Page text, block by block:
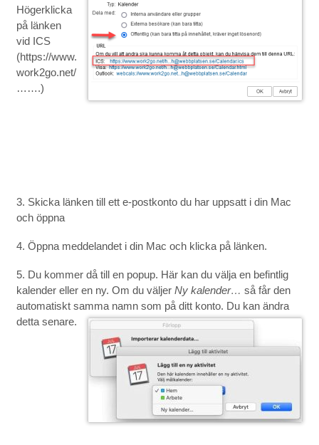
Högerklicka
på länken
vid ICS
(https://www.
work2go.net/
…….)
3. Skicka länken till ett e-postkonto du har uppsatt i din Mac
och öppna
4. Öppna meddelandet i din Mac och klicka på länken.
5. Du kommer då till en popup. Här kan du välja en befintlig
kalender eller en ny. Om du väljer Ny kalender… så får den
automatiskt samma namn som på ditt konto. Du kan ändra
detta senare.